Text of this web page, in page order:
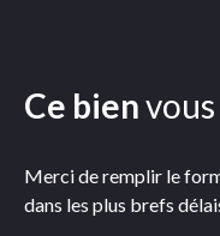
Ce bien
Merci de remplir le
dans les plus brefs